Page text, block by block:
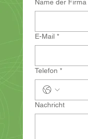
Name der Firma
E-Mail *
Telefon *
Nachricht